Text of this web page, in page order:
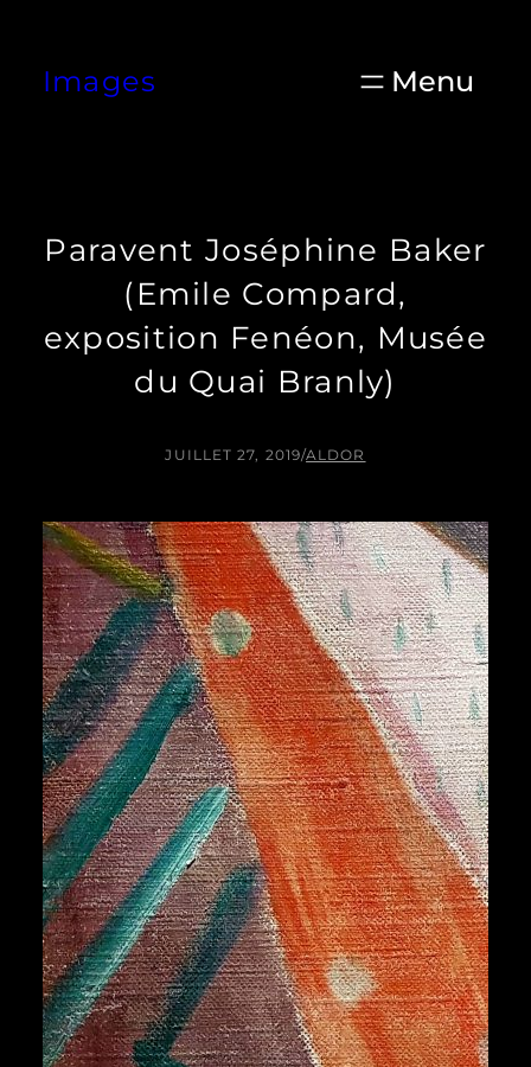
contenu
Images
Paravent Joséphine Baker
(Emile Compard,
exposition Fenéon, Musée
du Quai Branly)
JUILLET 27, 2019/ALDOR